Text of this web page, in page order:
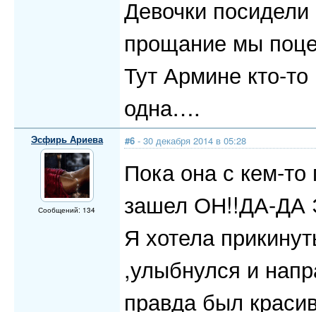
Девочки
прощание мы
Тут Армине кто-
одна….
Эсфирь Ариева
Сообщений: 134
#6 - 30 декабря 2014 в 05:28
Пока она с кем-то
зашел ОН!!ДА-
Я хотела
,улыбнулся и
правда был